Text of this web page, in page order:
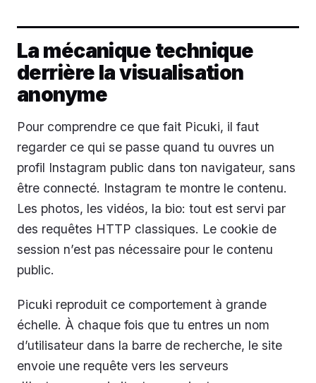
La mécanique technique
derrière la visualisation
anonyme
Pour comprendre ce que fait Picuki, il faut
regarder ce qui se passe quand tu ouvres un
profil Instagram public dans ton navigateur, sans
être connecté. Instagram te montre le contenu.
Les photos, les vidéos, la bio: tout est servi par
des requêtes HTTP classiques. Le cookie de
session n’est pas nécessaire pour le contenu
public.
Picuki reproduit ce comportement à grande
échelle. À chaque fois que tu entres un nom
d’utilisateur dans la barre de recherche, le site
envoie une requête vers les serveurs